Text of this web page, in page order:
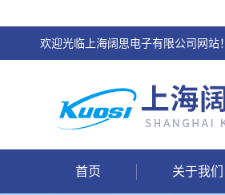
欢迎光临上海阔思电子有限公司网站！
首页 关于我们